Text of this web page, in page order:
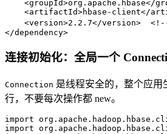
<groupId>org.apache.hbase</
<artifactId>hbase-client</
<version>2.2.7</version>
<!--
</dependency>
连接初始化：全局一个
Connection 是线程安全的，整个应用
行，不要每次操作都 new。
import
import